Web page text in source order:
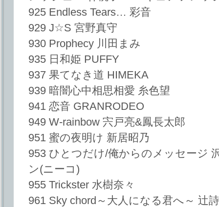
925 Endless Tears… 彩音
929 J☆S 宮野真守
930 Prophecy 川田まみ
935 日和姫 PUFFY
937 果てなき道 HIMEKA
939 暗闇心中相思相愛 糸色望
941 恋音 GRANRODEO
949 W-rainbow 宍戸亮&鳳長太郎
951 蜜の夜明け 新居昭乃
953 ひとつだけ/俺からのメッセージ
ン(ニーコ)
955 Trickster 水樹奈々
961 Sky chord～大人になる君へ～ 辻